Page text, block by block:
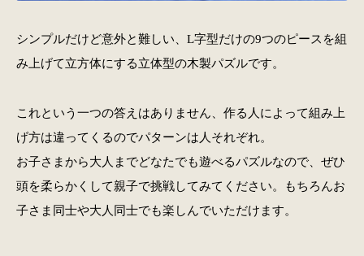
シンプルだけど意外と難しい、L字型だけの9つのピースを組
み上げて立方体にする立体型の木製パズルです。
これという一つの答えはありません、作る人によって組み上
げ方は違ってくるのでパターンは人それぞれ。
お子さまから大人までどなたでも遊べるパズルなので、ぜひ
頭を柔らかくして親子で挑戦してみてください。もちろんお
子さま同士や大人同士でも楽しんでいただけます。